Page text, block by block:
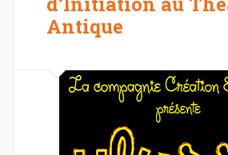
Antique